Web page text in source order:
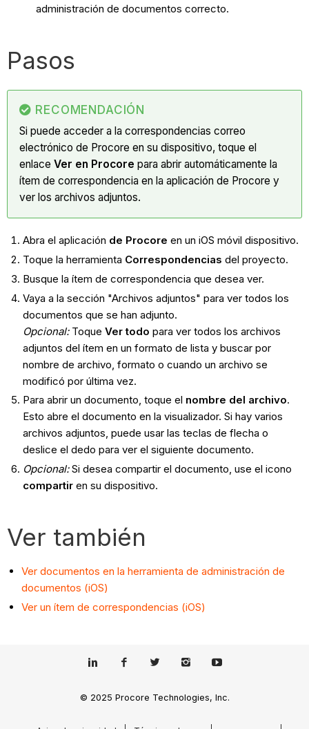
administración de documentos correcto.
Pasos
RECOMENDACIÓN
Si puede acceder a la correspondencias correo
electrónico de Procore en su dispositivo, toque el
enlaceVer en Procore para abrir automáticamente la
ítem de correspondencia en la aplicación de Procore y
ver los archivos adjuntos.
Abra el aplicación de Procore en un iOS móvil dispositivo.
Toque la herramienta Correspondencias del proyecto.
Busque la ítem de correspondencia que desea ver.
Vaya a la sección "Archivos adjuntos" para ver todos los
documentos que se han adjunto.
Opcional: Toque Ver todo para ver todos los archivos
adjuntos del ítem en un formato de lista y buscar por
nombre de archivo, formato o cuando un archivo se
modificó por última vez.
Para abrir un documento, toque el nombre del archivo.
Esto abre el documento en la visualizador. Si hay varios
archivos adjuntos, puede usar las teclas de flecha o
deslice el dedo para ver el siguiente documento.
Opcional:Si desea compartir el documento, use el icono
compartiren su dispositivo.
Ver también
Ver documentos en la herramienta de administración de
documentos (iOS)
Ver un ítem de correspondencias (iOS)
© 2025 Procore Technologies, Inc.